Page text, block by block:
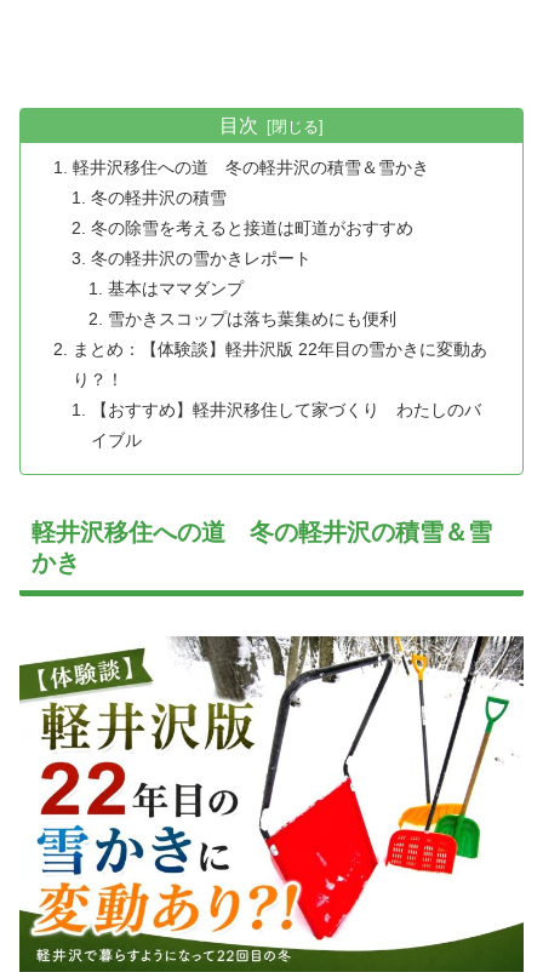
目次
軽井沢移住への道 冬の軽井沢の積雪＆雪かき
冬の軽井沢の積雪
冬の除雪を考えると接道は町道がおすすめ
冬の軽井沢の雪かきレポート
基本はママダンプ
雪かきスコップは落ち葉集めにも便利
まとめ：【体験談】軽井沢版 22年目の雪かきに変動あ
り？！
【おすすめ】軽井沢移住して家づくり わたしのバ
イブル
軽井沢移住への道 冬の軽井沢の積雪＆雪
かき